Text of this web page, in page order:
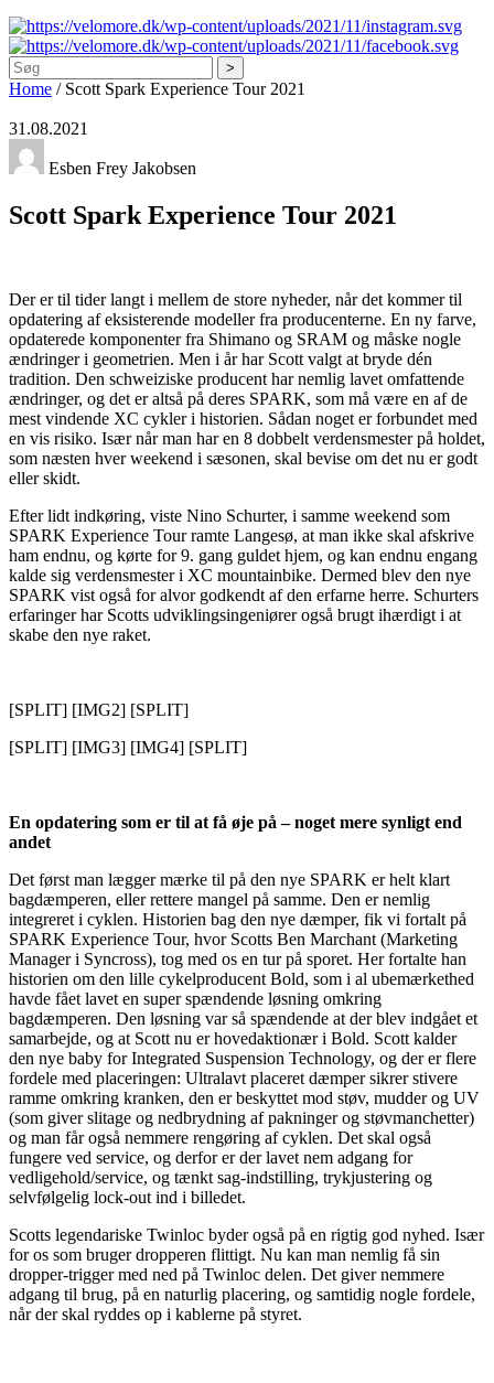
Søg
Home / Scott Spark Experience Tour 2021
31.08.2021
Esben Frey Jakobsen
Scott Spark Experience Tour 2021
Der er til tider langt i mellem de store nyheder, når det kommer til
opdatering af eksisterende modeller fra producenterne. En ny farve,
opdaterede komponenter fra Shimano og SRAM og måske nogle
ændringer i geometrien. Men i år har Scott valgt at bryde dén
tradition. Den schweiziske producent har nemlig lavet omfattende
ændringer, og det er altså på deres SPARK, som må være en af de
mest vindende XC cykler i historien. Sådan noget er forbundet med
en vis risiko. Især når man har en 8 dobbelt verdensmester på holdet,
som næsten hver weekend i sæsonen, skal bevise om det nu er godt
eller skidt.
Efter lidt indkøring, viste Nino Schurter, i samme weekend som
SPARK Experience Tour ramte Langesø, at man ikke skal afskrive
ham endnu, og kørte for 9. gang guldet hjem, og kan endnu engang
kalde sig verdensmester i XC mountainbike. Dermed blev den nye
SPARK vist også for alvor godkendt af den erfarne herre. Schurters
erfaringer har Scotts udviklingsingeniører også brugt ihærdigt i at
skabe den nye raket.
[SPLIT] [IMG2] [SPLIT]
[SPLIT] [IMG3] [IMG4] [SPLIT]
En opdatering som er til at få øje på – noget mere synligt end
andet
Det først man lægger mærke til på den nye SPARK er helt klart
bagdæmperen, eller rettere mangel på samme. Den er nemlig
integreret i cyklen. Historien bag den nye dæmper, fik vi fortalt på
SPARK Experience Tour, hvor Scotts Ben Marchant (Marketing
Manager i Syncross), tog med os en tur på sporet. Her fortalte han
historien om den lille cykelproducent Bold, som i al ubemærkethed
havde fået lavet en super spændende løsning omkring
bagdæmperen. Den løsning var så spændende at der blev indgået et
samarbejde, og at Scott nu er hovedaktionær i Bold. Scott kalder
den nye baby for Integrated Suspension Technology, og der er flere
fordele med placeringen: Ultralavt placeret dæmper sikrer stivere
ramme omkring kranken, den er beskyttet mod støv, mudder og UV
(som giver slitage og nedbrydning af pakninger og støvmanchetter)
og man får også nemmere rengøring af cyklen. Det skal også
fungere ved service, og derfor er der lavet nem adgang for
vedligehold/service, og tænkt sag-indstilling, trykjustering og
selvfølgelig lock-out ind i billedet.
Scotts legendariske Twinloc byder også på en rigtig god nyhed. Især
for os som bruger dropperen flittigt. Nu kan man nemlig få sin
dropper-trigger med ned på Twinloc delen. Det giver nemmere
adgang til brug, på en naturlig placering, og samtidig nogle fordele,
når der skal ryddes op i kablerne på styret.